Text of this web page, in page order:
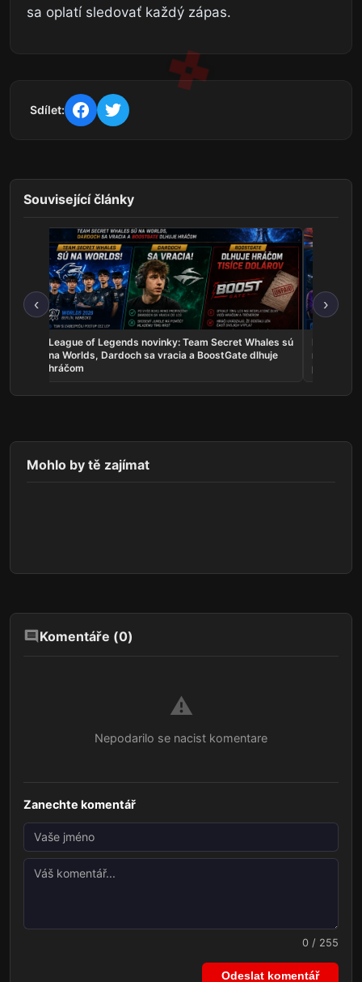
sa oplatí sledovať každý zápas.
Sdílet:
Související články
‹
League of Legends novinky: Team Secret Whales sú
na Worlds, Dardoch sa vracia a BoostGate dlhuje
hráčom
Rocket
na EWC,
poľaviť
›
Mohlo by tě zajímat
Komentáře (0)
⚠️
Nepodarilo se nacist komentare
Zanechte komentář
0 / 255
Odeslat komentář